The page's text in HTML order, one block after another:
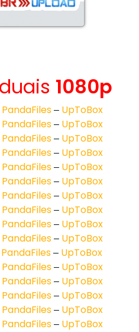
1080p
PandaFiles– UpToBox
PandaFiles– UpToBox
PandaFiles– UpToBox
PandaFiles– UpToBox
PandaFiles– UpToBox
PandaFiles– UpToBox
PandaFiles– UpToBox
PandaFiles– UpToBox
PandaFiles– UpToBox
PandaFiles– UpToBox
PandaFiles – UpToBox
PandaFiles– UpToBox
PandaFiles– UpToBox
PandaFiles– UpToBox
PandaFiles– UpToBox
PandaFiles– UpToBox